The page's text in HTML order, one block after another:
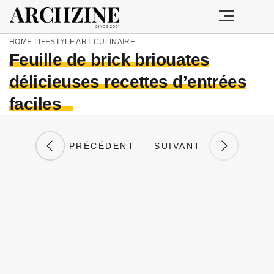
HOME LIFESTYLEART CULINAIRE
Feuille de brick briouates
délicieuses recettes d’entrées
faciles
PRÉCÉDENT SUIVANT